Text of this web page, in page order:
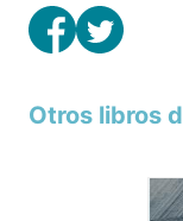
Otros libros